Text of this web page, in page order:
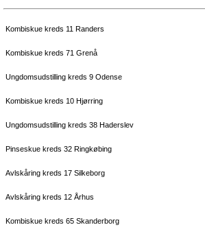
Kombiskue kreds 11 Randers
Kombiskue kreds 71 Grenå
Ungdomsudstilling kreds 9 Odense
Kombiskue kreds 10 Hjørring
Ungdomsudstilling kreds 38 Haderslev
Pinseskue kreds 32 Ringkøbing
Avlskåring kreds 17 Silkeborg
Avlskåring kreds 12 Århus
Kombiskue kreds 65 Skanderborg